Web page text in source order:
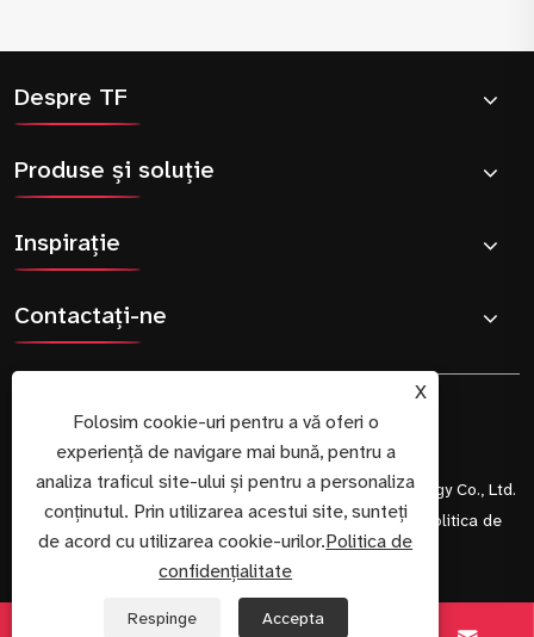
Despre TF
Produse și soluție
Inspiraţie
Contactaţi-ne
Copyright © 2025 Shenzhen Tianfu Innovative Technology Co., Ltd.
Toate drepturile rezervate.Links Sitemap RSS XML
Politica de
confidențialitate
X
Folosim cookie-uri pentru a vă oferi o
experiență de navigare mai bună, pentru a
analiza traficul site-ului și pentru a personaliza
conținutul. Prin utilizarea acestui site, sunteți
de acord cu utilizarea cookie-urilor.Politica de
confidențialitate
Respinge Accepta